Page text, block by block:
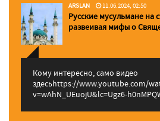
ARSLAN 11.06.2024, 02:50
Русские мусульмане на
pазвеивая мифы о
Кому интересно, само видео
здесьhttps://www.youtube.com/
v=wAhN_UEuojU&lc=Ugz6-